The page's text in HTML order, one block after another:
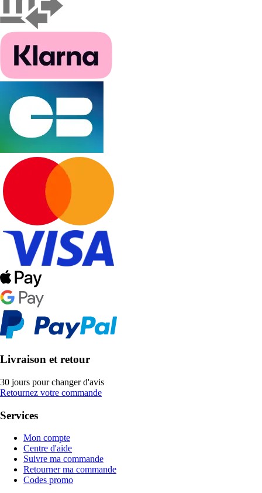
Livraison et retour
30 jours pour changer d'avis
Retournez votre commande
Services
Mon compte
Centre d'aide
Suivre ma commande
Retourner ma commande
Codes promo